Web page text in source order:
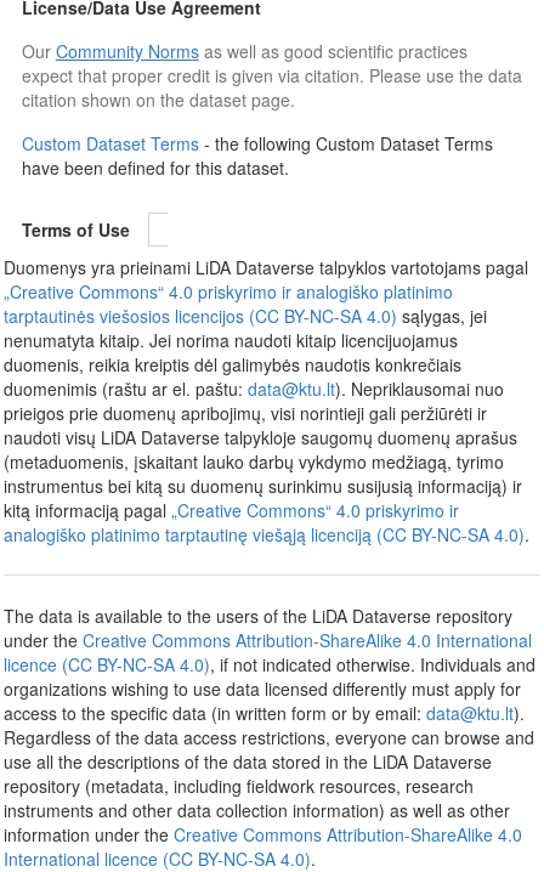
License/Data Use Agreement
Our Community Normsas well as good scientific practices
expect that proper credit is given via citation. Please use the data
citation shown on the dataset page.
Custom Dataset Terms - the following Custom Dataset Terms
have been defined for this dataset.
Terms of Use
Duomenys yra prieinami LiDA Dataverse talpyklos vartotojams pagal
„Creative Commons“ 4.0 priskyrimo ir analogiško platinimo
tarptautinės viešosios licencijos (CC BY-NC-SA 4.0) sąlygas, jei
nenumatyta kitaip. Jei norima naudoti kitaip licencijuojamus
duomenis, reikia kreiptis dėl galimybės naudotis konkrečiais
duomenimis (raštu ar el. paštu: data@ktu.lt). Nepriklausomai nuo
prieigos prie duomenų apribojimų, visi norintieji gali peržiūrėti ir
naudoti visų LiDA Dataverse talpykloje saugomų duomenų aprašus
(metaduomenis, įskaitant lauko darbų vykdymo medžiagą, tyrimo
instrumentus bei kitą su duomenų surinkimu susijusią informaciją) ir
kitą informaciją pagal „Creative Commons“ 4.0 priskyrimo ir
analogiško platinimo tarptautinę viešąją licenciją (CC BY-NC-SA 4.0).
The data is available to the users of the LiDA Dataverse repository
under the Creative Commons Attribution-ShareAlike 4.0 International
licence (CC BY-NC-SA 4.0), if not indicated otherwise. Individuals and
organizations wishing to use data licensed differently must apply for
access to the specific data (in written form or by email: data@ktu.lt).
Regardless of the data access restrictions, everyone can browse and
use all the descriptions of the data stored in the LiDA Dataverse
repository (metadata, including fieldwork resources, research
instruments and other data collection information) as well as other
information under the Creative Commons Attribution-ShareAlike 4.0
International licence (CC BY-NC-SA 4.0).